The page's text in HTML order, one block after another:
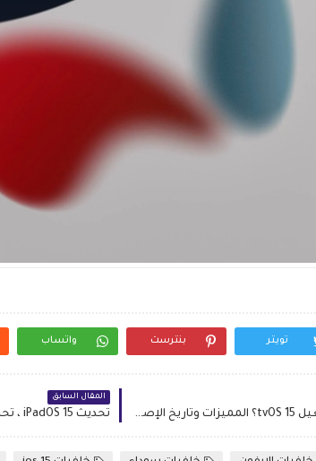
تويتر بنترست واتساب
ما الجديد في نظام تشغيل tvOS 15؟ المميزات وتاريخ الإصدار والاجهزة المدعومة
المقال السابق